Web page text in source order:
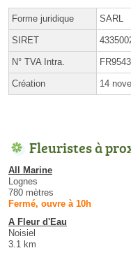
Forme juridique SARL
SIRET
N° TVA Intra.
Création 14
Fleuristes à
All Marine
Lognes
780 mètres
Fermé, ouvre à 10h
A Fleur d'Eau
Noisiel
3.1 km